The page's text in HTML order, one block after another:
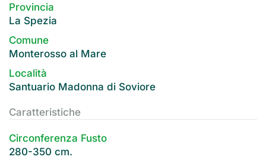
Provincia
La Spezia
Comune
Monterosso al Mare
Località
Santuario Madonna di Soviore
Caratteristiche
Circonferenza Fusto
280-350 cm.